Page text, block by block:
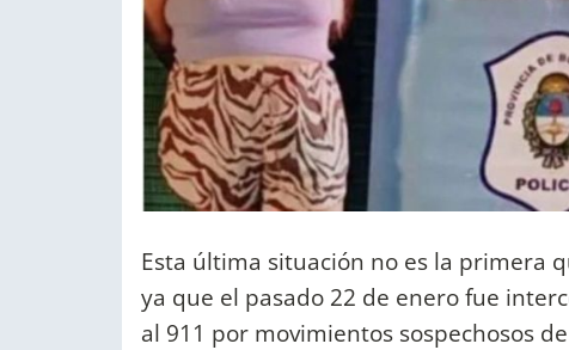
Esta última situación no es la primera
ya que el pasado 22 de enero fue
al 911 por movimientos sospechosos